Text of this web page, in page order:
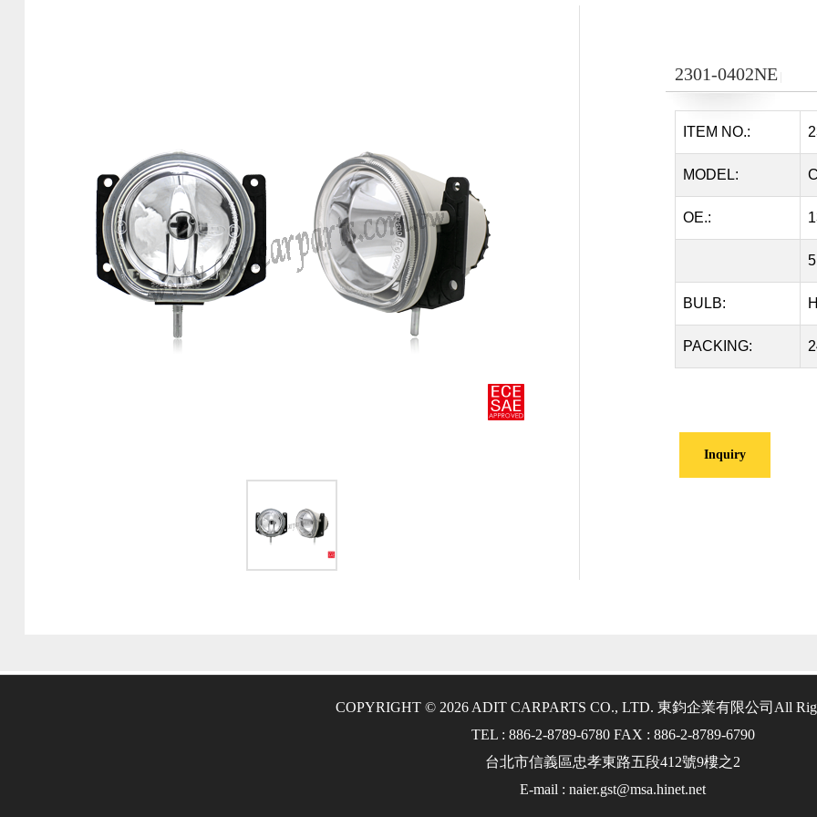
2301-0402NE
ITEM NO.:
MODEL:
OE.:
BULB:
PACKING:
Inquiry
COPYRIGHT © 2026 ADIT CARPARTS CO., LTD. 東鈞企業有限公司 All
TEL : 886-2-8789-6780 FAX : 886-2-8789-6790
台北市信義區忠孝東路五段412號9樓之2
E-mail : naier.gst@msa.hinet.net